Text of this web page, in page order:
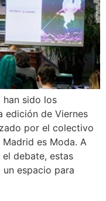
han sido los
edición de Viernes
por el colectivo
es Moda. A
debate, estas
espacio para